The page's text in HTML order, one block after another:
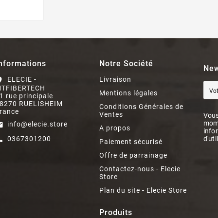
ELECIE -
rue principale
RUELISHEIM
info@elecie.store
0367301200
Notre Société
Livraison
Mentions légales
Conditions Générales de
Ventes
A propos
Paiement sécurisé
Offre de parrainage
Contactez-nous - Elecie
Store
Plan du site - Elecie Store
Produits